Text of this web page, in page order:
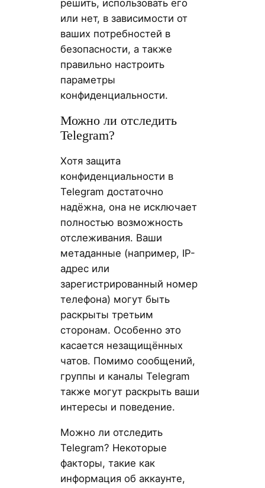
решить, использовать его
или нет, в зависимости от
ваших потребностей в
безопасности, а также
правильно настроить
параметры
конфиденциальности.
Можно ли отследить
Telegram?
Хотя защита
конфиденциальности в
Telegram достаточно
надёжна, она не исключает
полностью возможность
отслеживания. Ваши
метаданные (например, IP-
адрес или
зарегистрированный номер
телефона) могут быть
раскрыты третьим
сторонам. Особенно это
касается незащищённых
чатов. Помимо сообщений,
группы и каналы Telegram
также могут раскрыть ваши
интересы и поведение.
Можно ли отследить
Telegram? Некоторые
факторы, такие как
информация об аккаунте,